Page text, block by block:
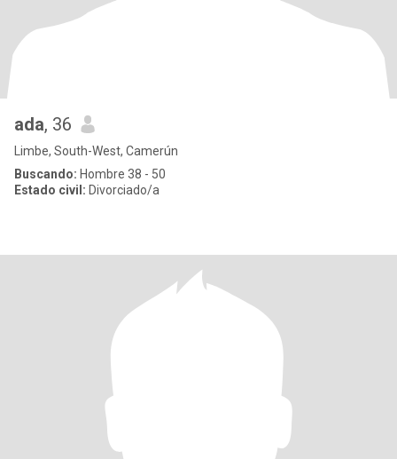
ada, 36
Limbe, South-West, Camerún
Buscando: Hombre 38 - 50
Estado civil: Divorciado/a